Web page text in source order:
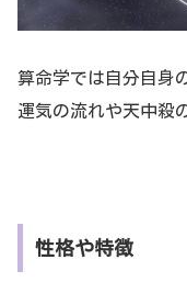
算命学では自分自身
運気の流れや天中殺
性格や特徴